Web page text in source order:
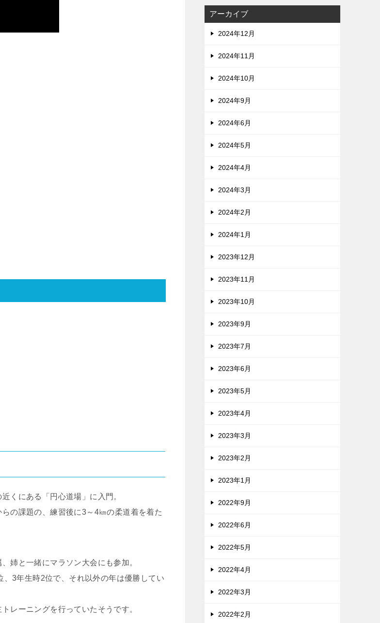
くにある「円心道場」に入門。
の課題の、練習後に3～4㎞の柔道着を着た
姉と一緒にマラソン大会にも参加。
3年生時2位で、それ以外の年は優勝してい
レーニングを行っていたそうです。
アーカイブ
2024年12月
2024年11月
2024年10月
2024年9月
2024年6月
2024年5月
2024年4月
2024年3月
2024年2月
2024年1月
2023年12月
2023年11月
2023年10月
2023年9月
2023年7月
2023年6月
2023年5月
2023年4月
2023年3月
2023年2月
2023年1月
2022年9月
2022年6月
2022年5月
2022年4月
2022年3月
2022年2月